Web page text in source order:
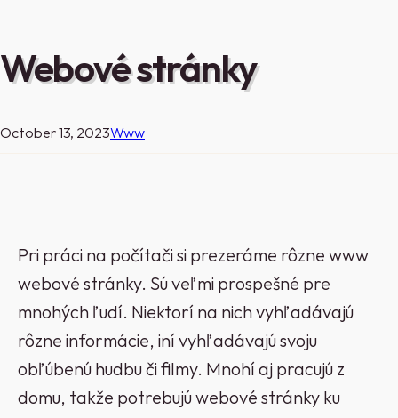
Webové stránky
October 13, 2023Www
Pri práci na počítači si prezeráme rôzne www
webové stránky. Sú veľmi prospešné pre
mnohých ľudí. Niektorí na nich vyhľadávajú
rôzne informácie, iní vyhľadávajú svoju
obľúbenú hudbu či filmy. Mnohí aj pracujú z
domu, takže potrebujú webové stránky ku